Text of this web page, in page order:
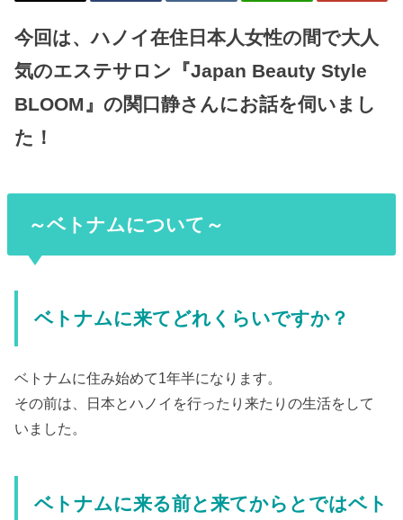
今回は、ハノイ在住日本人女性の間で大人
気のエステサロン『Japan Beauty Style
BLOOM』の関口静さんにお話を伺いまし
た！
～ベトナムについて～
ベトナムに来てどれくらいですか？
ベトナムに住み始めて1年半になります。
その前は、日本とハノイを行ったり来たりの生活をして
いました。
ベトナムに来る前と来てからとではベト